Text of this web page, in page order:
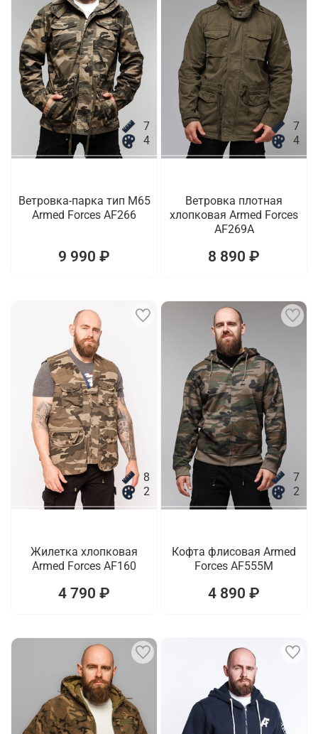
7
4
Ветровка-парка тип M65
Armed Forces AF266
9 990 ₽
7
4
Ветровка плотная
хлопковая Armed Forces
AF269A
8 890 ₽
8
2
Жилетка хлопковая
Armed Forces AF160
4 790 ₽
7
2
Кофта флисовая Armed
Forces AF555M
4 890 ₽